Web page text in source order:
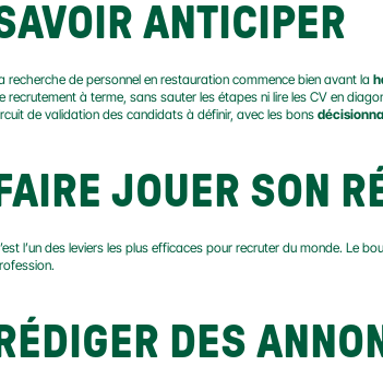
ANTICIPER
recherche de personnel en restauration commence bien avant la
recrutement à terme, sans sauter les étapes ni lire les CV en
de validation des candidats à définir, avec les bons
FAIRE JOUER SON
l’un des leviers les plus efficaces pour recruter du monde. Le
RÉDIGER DES